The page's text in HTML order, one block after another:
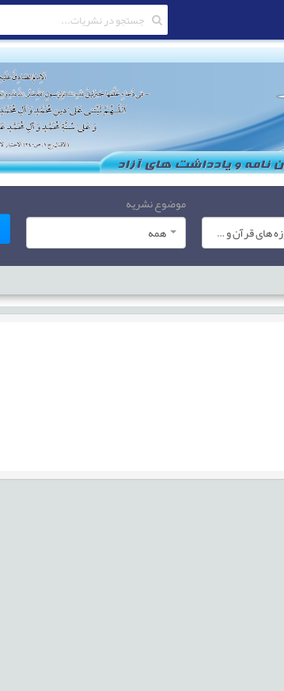
دانش ها و آموزه های قرآن و حدیث
موضوع نشریه
همه